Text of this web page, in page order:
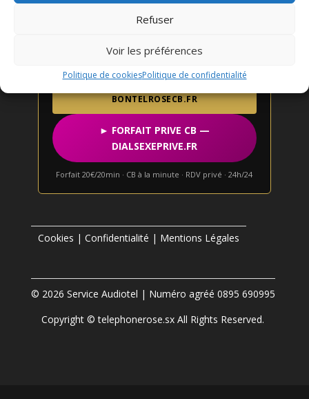
Refuser
Voir les préférences
Politique de cookiesPolitique de confidentialité
Vous préférez payer par carte bancaire en toute
discrétion ?
Service CB à partir de
→ OPTION CB DISCRÈTE —
BONTELROSECB.FR
► FORFAIT PRIVE CB —
DIALSEXEPRIVE.FR
Forfait 20€/20min · CB à la minute · RDV privé · 24h/24
Cookies | Confidentialité | Mentions Légales
© 2026 Service Audiotel | Numéro agréé 0895 690995
Copyright © telephonerose.sx All Rights Reserved.